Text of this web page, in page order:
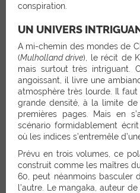
conspiration.
UN UNIVERS
A mi-chemin des mondes de
(Mulholland drive), le récit de
mais surtout très intriguant.
angoissant, il livre une
atmosphère très lourde. Il faut
grande densité, à la limite
premières pages. Mais en
scénario formidablement
où les indices s’entremêle
Prévu en trois volumes, ce
construit comme les maîtres
60, peut néanmoins basculer
l’autre. Le mangaka, auteur de